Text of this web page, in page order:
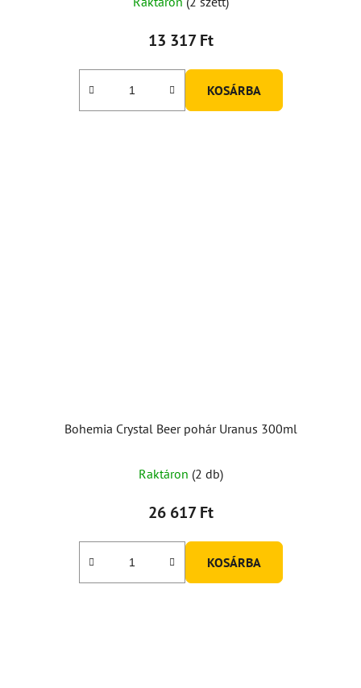
13 317 Ft
KOSÁRBA
Bohemia Crystal Beer pohár Uranus 300ml
Raktáron (2 db)
26 617 Ft
KOSÁRBA